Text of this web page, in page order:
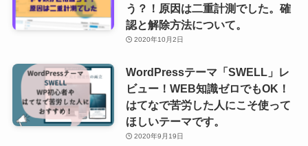
う？！原因は二重計測でした。確
認と解除方法について。
2020年10月2日
WordPressテーマ「SWELL」レ
ビュー！WEB知識ゼロでもOK！
はてなで苦労した人にこそ使って
ほしいテーマです。
2020年9月19日